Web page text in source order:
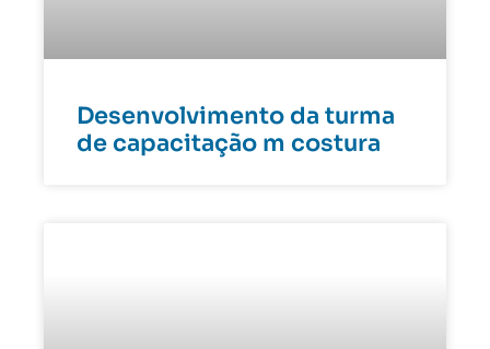
Desenvolvimento da turma
de capacitação m costura